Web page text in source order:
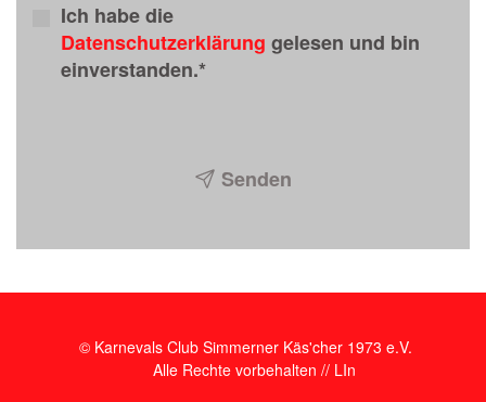
Ich habe die
Datenschutzerklärung gelesen und bin
einverstanden.*
Senden
© Karnevals Club Simmerner Käs'cher 1973 e.V.
Alle Rechte vorbehalten // LIn